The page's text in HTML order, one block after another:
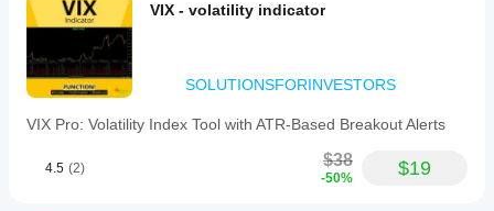
VIX - volatility indicator
SOLUTIONSFORINVESTORS
VIX Pro: Volatility Index Tool with ATR-Based Breakout Alerts
4.5 (2) $38
-50% $19